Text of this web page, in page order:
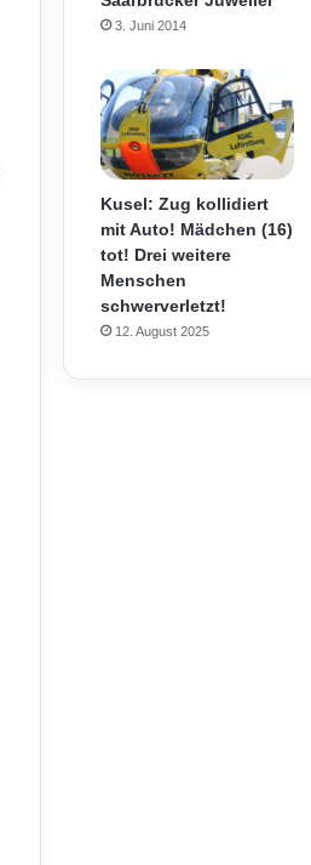
3. Juni 2014
Kusel: Zug kollidiert
mit Auto! Mädchen (16)
tot! Drei weitere
Menschen
schwerverletzt!
12. August 2025